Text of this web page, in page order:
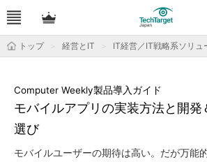
トップ 経営とIT IT経営／IT戦略系ソリュ
モバイルアプリの実装方法と開発
選び
Computer Weekly製品導入ガイド
モバイルユーザーの期待は高い。だが万能